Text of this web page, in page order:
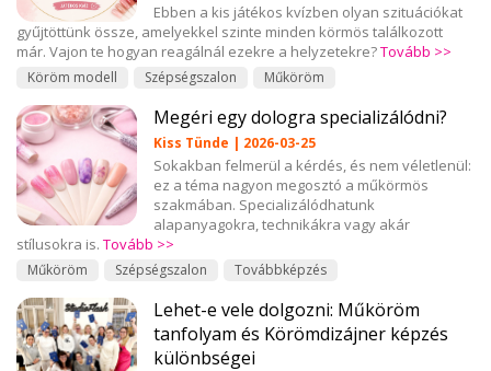
Ebben a kis játékos kvízben olyan szituációkat
gyűjtöttünk össze, amelyekkel szinte minden körmös találkozott
már. Vajon te hogyan reagálnál ezekre a helyzetekre?Tovább >>
Köröm modell Szépségszalon Műköröm
Megéri egy dologra specializálódni?
Kiss Tünde | 2026-03-25
Sokakban felmerül a kérdés, és nem véletlenül:
ez a téma nagyon megosztó a műkörmös
szakmában. Specializálódhatunk
alapanyagokra, technikákra vagy akár
stílusokra is. Tovább >>
Műköröm Szépségszalon Továbbképzés
Lehet-e vele dolgozni: Műköröm
tanfolyam és Körömdizájner képzés
különbségei